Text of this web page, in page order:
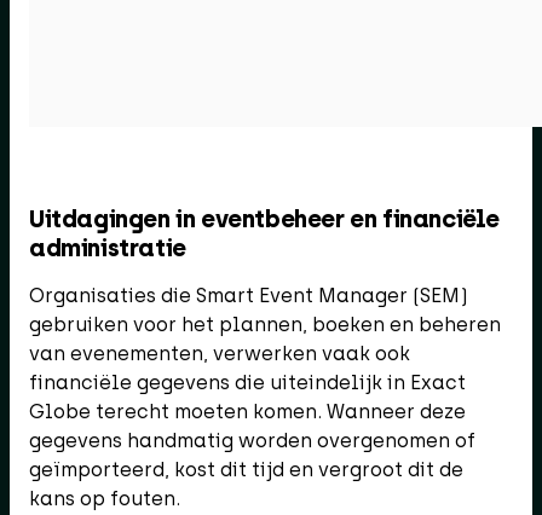
Uitdagingen in eventbeheer en financiële
administratie
Organisaties die Smart Event Manager (SEM)
gebruiken voor het plannen, boeken en beheren
van evenementen, verwerken vaak ook
financiële gegevens die uiteindelijk in Exact
Globe terecht moeten komen. Wanneer deze
gegevens handmatig worden overgenomen of
geïmporteerd, kost dit tijd en vergroot dit de
kans op fouten.